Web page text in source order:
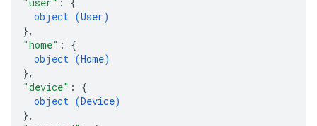
object (User)
},
"home" : {
object (Home)
},
"device" : {
object (Device)
},